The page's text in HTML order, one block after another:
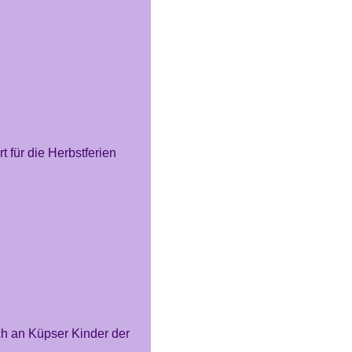
für die Herbstferien
an Küpser Kinder der